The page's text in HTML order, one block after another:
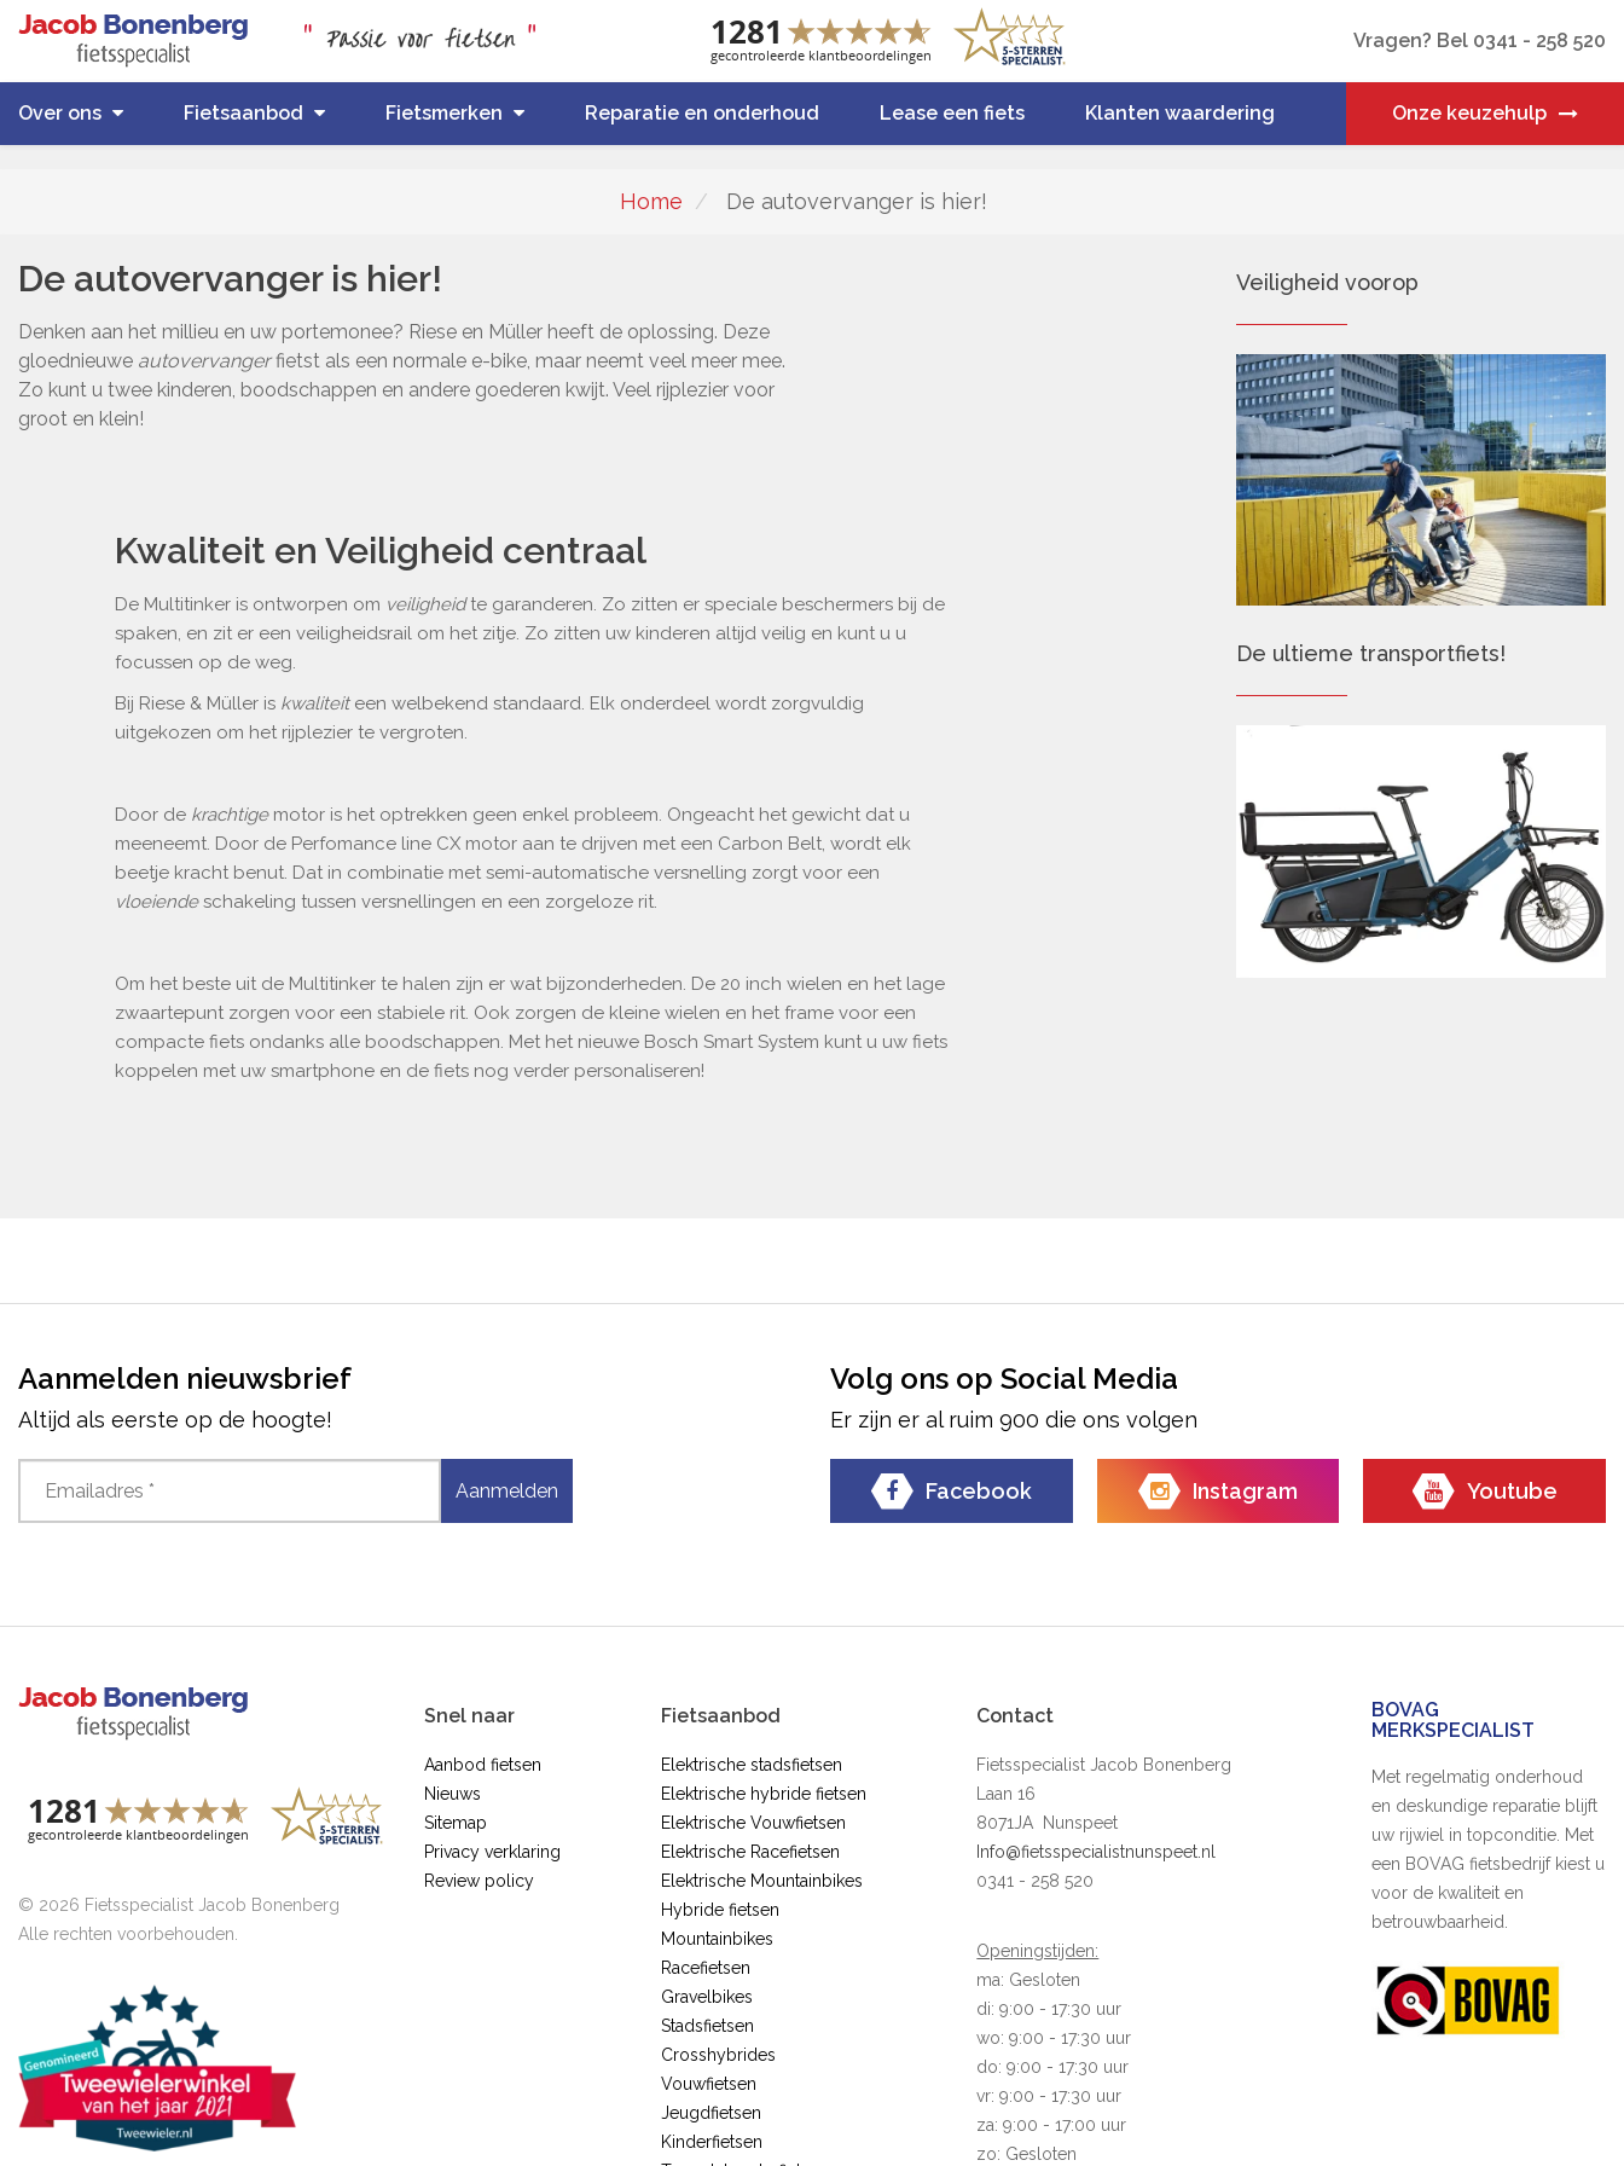
Vragen? Bel 0341 - 258 520
Over ons Fietsaanbod Fietsmerken Reparatie en onderhoud Lease een fiets Klanten waardering Onze keuzehulp
Home De autovervanger is hier!
De autovervanger is hier!
Denken aan het millieu en uw portemonee? Riese en Müller heeft de oplossing. Deze
gloednieuwe autovervangerfietst als een normale e-bike, maar neemt veel meer mee.
Zo kunt u twee kinderen, boodschappen en andere goederen kwijt. Veel rijplezier voor
groot en klein!
Kwaliteit en Veiligheid centraal
De Multitinker is ontworpen om veiligheidte garanderen. Zo zitten er speciale beschermers bij de
spaken, en zit er een veiligheidsrail om het zitje. Zo zitten uw kinderen altijd veilig en kunt u u
focussen op de weg.
Bij Riese & Müller is kwaliteiteen welbekend standaard. Elk onderdeel wordt zorgvuldig
uitgekozen om het rijplezier te vergroten.
Door de krachtige motor is het optrekken geen enkel probleem. Ongeacht het gewicht dat u
meeneemt. Door de Perfomance line CX motor aan te drijven met een Carbon Belt, wordt elk
beetje kracht benut. Dat in combinatie met semi-automatische versnelling zorgt voor een
vloeiendeschakeling tussen versnellingen en een zorgeloze rit.
Om het beste uit de Multitinker te halen zijn er wat bijzonderheden. De 20 inch wielen en het lage
zwaartepunt zorgen voor een stabiele rit. Ook zorgen de kleine wielen en het frame voor een
compacte fiets ondanks alle boodschappen. Met het nieuwe Bosch Smart System kunt u uw fiets
koppelen met uw smartphone en de fiets nog verder personaliseren!
Veiligheid voorop
De ultieme transportfiets!
Aanmelden nieuwsbrief
Altijd als eerste op de hoogte!
Aanmelden
Volg ons op Social Media
Er zijn er al ruim 900 die ons volgen
Facebook Instagram Youtube
© 2026 Fietsspecialist Jacob Bonenberg
Alle rechten voorbehouden.
Snel naar
Aanbod fietsen
Nieuws
Sitemap
Privacy verklaring
Review policy
Fietsaanbod
Elektrische stadsfietsen
Elektrische hybride fietsen
Elektrische Vouwfietsen
Elektrische Racefietsen
Elektrische Mountainbikes
Hybride fietsen
Mountainbikes
Racefietsen
Gravelbikes
Stadsfietsen
Crosshybrides
Vouwfietsen
Jeugdfietsen
Kinderfietsen
Contact
Fietsspecialist Jacob Bonenberg
Laan 16
8071JA Nunspeet
Info@fietsspecialistnunspeet.nl
0341 - 258 520
Openingstijden:
ma: Gesloten
di: 9:00 - 17:30 uur
wo: 9:00 - 17:30 uur
do: 9:00 - 17:30 uur
vr: 9:00 - 17:30 uur
za: 9:00 - 17:00 uur
zo: Gesloten
BOVAG
MERKSPECIALIST
Met regelmatig onderhoud
en deskundige reparatie blijft
uw rijwiel in topconditie. Met
een BOVAG fietsbedrijf kiest u
voor de kwaliteit en
betrouwbaarheid.